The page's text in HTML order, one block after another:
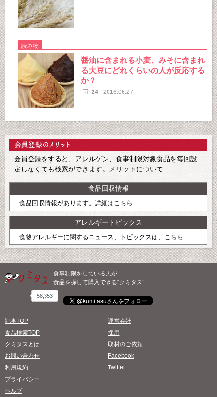
読み物
醤油に含まれる小麦、みそに含まれ
る大豆にどれくらいの人が反応する
か？
24 2016.06.27
会員登録をすると、アレルゲン、食事制限対象食品を毎回設
定しなくても検索ができます。
メリット について
食品回収情報
食品回収情報があります。詳細はこちら
アレルギートピックス
食物アレルギーに関するニュース、トピックスは、 こちら
食事制限をしている人が
食品を探して購入できる“クミタス”
58,353
記事TOP
食品検索TOP
クミタスとは
お問い合わせ
利用規約
プライバシー
ヘルプ
運営会社
採用
取材のご依頼
Facebook
Twitter